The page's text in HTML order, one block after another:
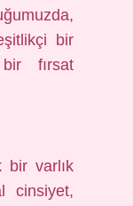
bir
fırsat
bir varlık
cinsiyet,